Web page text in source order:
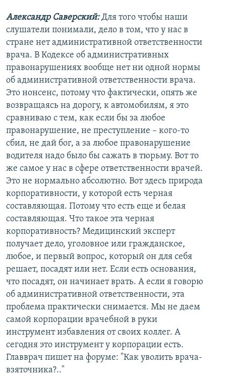
Александр Саверский:Для того чтобы наши
слушатели понимали, дело в том, что у нас в
стране нет административной ответственности
врача. В Кодексе об административных
правонарушениях вообще нет ни одной нормы
об административной ответственности врача.
Это нонсенс, потому что фактически, опять же
возвращаясь на дорогу, к автомобилям, я это
сравниваю с тем, как если бы за любое
правонарушение, не преступление – кого-то
сбил, не дай бог, а за любое правонарушение
водителя надо было бы сажать в тюрьму. Вот то
же самое у нас в сфере ответственности врачей.
Это не нормально абсолютно. Вот здесь природа
корпоративности, у которой есть черная
составляющая. Потому что есть еще и белая
составляющая. Что такое эта черная
корпоративность? Медицинский эксперт
получает дело, уголовное или гражданское,
любое, и первый вопрос, который он для себя
решает, посадят или нет. Если есть основания,
что посадят, он начинает врать. А если я говорю
об административной ответственности, эта
проблема практически снимается. Мы не даем
самой корпорации врачебной в руки
инструмент избавления от своих коллег. А
сегодня это инструмент у корпорации есть.
Главврач пишет на форуме: "Как уволить врача-
взяточника?.."